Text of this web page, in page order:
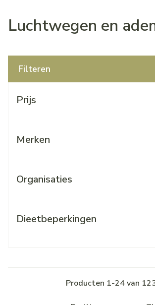
Luchtwegen en
Filteren
Prijs
Merken
Organisaties
Dieetbeperkingen
Producten 1-24van